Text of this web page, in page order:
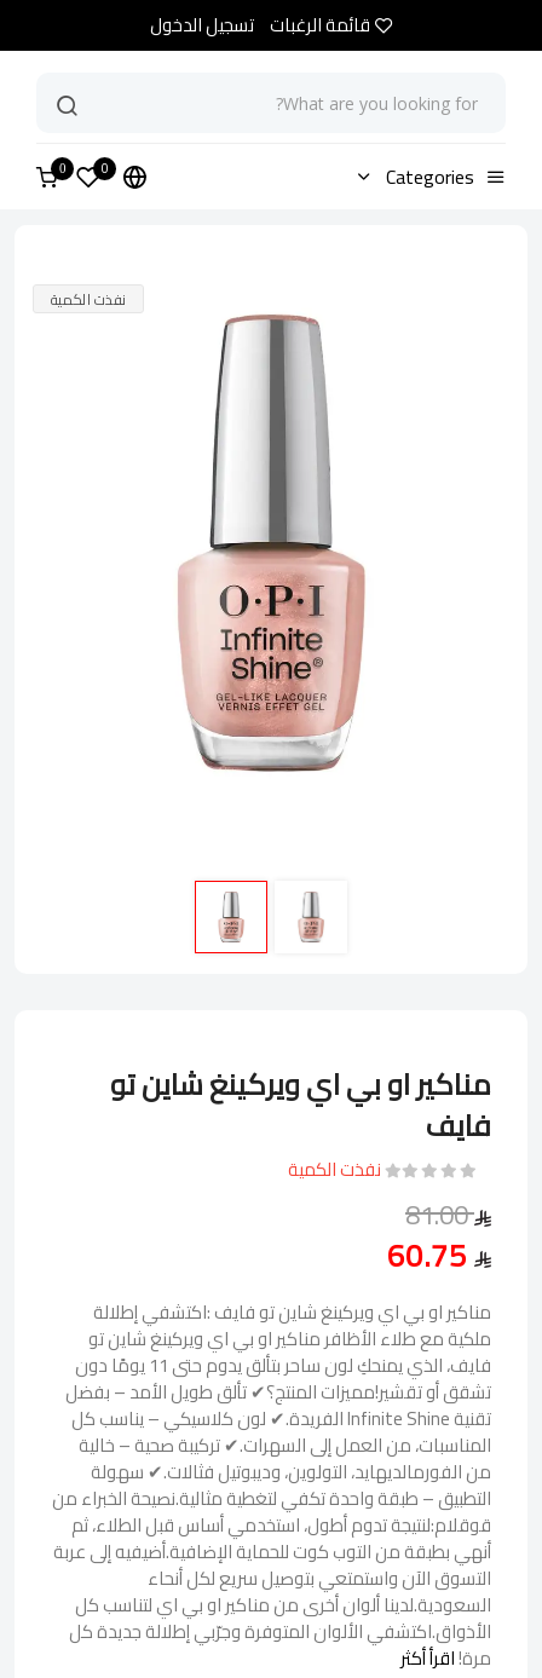
قائمة الرغبات تسجيل الدخول
Categories
0
0 الرئيسية متجر مناكير او بي اي ويركينغ شاين تو فايف
نفذت الكمية
مناكير او بي اي ويركينغ شاين تو
فايف
نفذت الكمية
81.00
مناكير او بي اي ويركينغ شاين تو فايف :اكتشفي إطلالة
ملكية مع طلاء الأظافر مناكير او بي اي ويركينغ شاين تو
فايف، الذي يمنحكِ لون ساحر بتألق يدوم حتى 11 يومًا دون
تشقق أو تقشير!مميزات المنتج؟✔ تألق طويل الأمد – بفضل
تقنية Infinite Shine الفريدة.✔ لون كلاسيكي – يناسب كل
المناسبات، من العمل إلى السهرات.✔ تركيبة صحية – خالية
من الفورمالديهايد، التولوين، وديبوتيل فثالات.✔ سهولة
التطبيق – طبقة واحدة تكفي لتغطية مثالية.نصيحة الخبراء من
قوقلام:لنتيجة تدوم أطول، استخدمي أساس قبل الطلاء، ثم
أنهي بطبقة من التوب كوت للحماية الإضافية.أضيفيه إلى عربة
التسوق الآن واستمتعي بتوصيل سريع لكل أنحاء
السعودية.لدينا ألوان أخرى من مناكير او بي اي لتناسب كل
الأذواق.اكتشفي الألوان المتوفرة وجرّبي إطلالة جديدة كل
مرة!اقرأ أكثر